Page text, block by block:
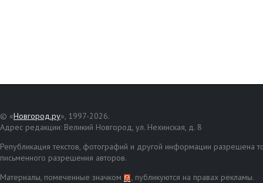
© «Новгород.ру», 1997-2026.
Адрес редакции: Великий Новгород, ул. Нехинская, д. 8
Републикация текстов, фотографий и другой информации разрешена
письменного разрешения авторов.
Материалы, помеченные значком
, публикуются на правах рекламы.